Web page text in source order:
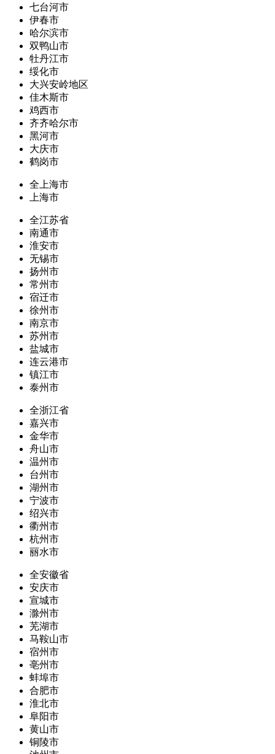
七台河市
伊春市
哈尔滨市
双鸭山市
牡丹江市
绥化市
大兴安岭地区
佳木斯市
鸡西市
齐齐哈尔市
黑河市
大庆市
鹤岗市
全上海市
上海市
全江苏省
南通市
淮安市
无锡市
扬州市
常州市
宿迁市
徐州市
南京市
苏州市
盐城市
连云港市
镇江市
泰州市
全浙江省
嘉兴市
金华市
舟山市
温州市
台州市
湖州市
宁波市
绍兴市
衢州市
杭州市
丽水市
全安徽省
安庆市
宣城市
滁州市
芜湖市
马鞍山市
宿州市
亳州市
蚌埠市
合肥市
淮北市
阜阳市
黄山市
铜陵市